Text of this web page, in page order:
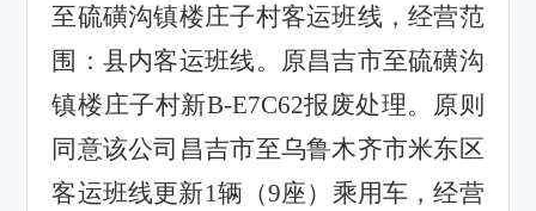
至硫磺沟镇楼庄子村客运班线，经营范
围：县内客运班线。原昌吉市至硫磺沟
镇楼庄子村新B-E7C62报废处理。原则
同意该公司昌吉市至乌鲁木齐市米东区
客运班线更新1辆（9座）乘用车，经营